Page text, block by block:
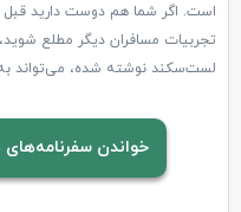
تجربیات مسافران دیگر مطلع
لست‌سکند نوشته شده، می‌تواند به
خواندن